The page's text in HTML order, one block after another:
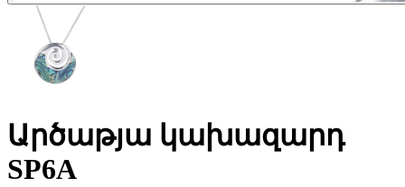
Արծաթյա կախազարդ
SP6A